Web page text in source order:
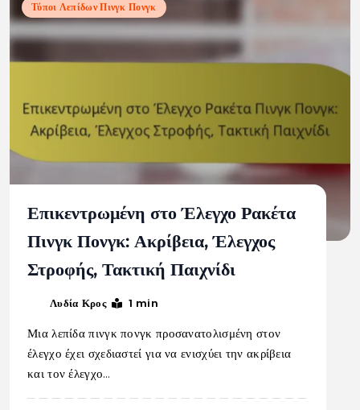
Τύποι Λεπίδων Πινγκ Πονγκ
Επικεντρωμένη στο Έλεγχο Ρακέτα
Πινγκ Πονγκ: Ακρίβεια, Έλεγχος
Στροφής, Τακτική Παιχνίδι
Λυδία Κρος 1 min
Μια λεπίδα πινγκ πονγκ προσανατολισμένη στον
έλεγχο έχει σχεδιαστεί για να ενισχύει την ακρίβεια
και τον έλεγχο…